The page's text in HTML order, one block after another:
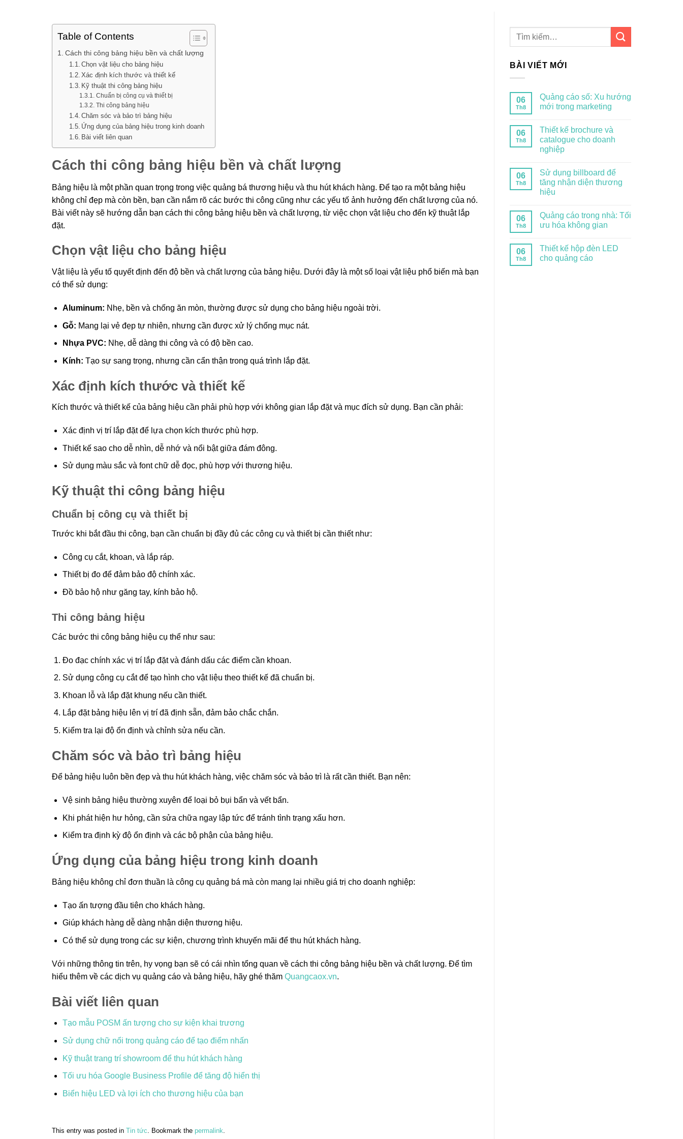
Table of Contents
Cách thi công bảng hiệu bền và chất lượng
Chọn vật liệu cho bảng hiệu
Xác định kích thước và thiết kế
Kỹ thuật thi công bảng hiệu
Chuẩn bị công cụ và thiết bị
Thi công bảng hiệu
Chăm sóc và bảo trì bảng hiệu
Ứng dụng của bảng hiệu trong kinh doanh
Bài viết liên quan
Cách thi công bảng hiệu bền và chất lượng
Bảng hiệu là một phần quan trọng trong việc quảng bá thương hiệu và thu hút khách hàng. Để tạo ra một bảng hiệu
không chỉ đẹp mà còn bền, bạn cần nắm rõ các bước thi công cũng như các yếu tố ảnh hưởng đến chất lượng của nó.
Bài viết này sẽ hướng dẫn bạn cách thi công bảng hiệu bền và chất lượng, từ việc chọn vật liệu cho đến kỹ thuật lắp
đặt.
Chọn vật liệu cho bảng hiệu
Vật liệu là yếu tố quyết định đến độ bền và chất lượng của bảng hiệu. Dưới đây là một số loại vật liệu phổ biến mà bạn
có thể sử dụng:
Aluminum: Nhẹ, bền và chống ăn mòn, thường được sử dụng cho bảng hiệu ngoài trời.
Gỗ: Mang lại vẻ đẹp tự nhiên, nhưng cần được xử lý chống mục nát.
Nhựa PVC: Nhẹ, dễ dàng thi công và có độ bền cao.
Kính: Tạo sự sang trọng, nhưng cần cẩn thận trong quá trình lắp đặt.
Xác định kích thước và thiết kế
Kích thước và thiết kế của bảng hiệu cần phải phù hợp với không gian lắp đặt và mục đích sử dụng. Bạn cần phải:
Xác định vị trí lắp đặt để lựa chọn kích thước phù hợp.
Thiết kế sao cho dễ nhìn, dễ nhớ và nổi bật giữa đám đông.
Sử dụng màu sắc và font chữ dễ đọc, phù hợp với thương hiệu.
Kỹ thuật thi công bảng hiệu
Chuẩn bị công cụ và thiết bị
Trước khi bắt đầu thi công, bạn cần chuẩn bị đầy đủ các công cụ và thiết bị cần thiết như:
Công cụ cắt, khoan, và lắp ráp.
Thiết bị đo để đảm bảo độ chính xác.
Đồ bảo hộ như găng tay, kính bảo hộ.
Thi công bảng hiệu
Các bước thi công bảng hiệu cụ thể như sau:
Đo đạc chính xác vị trí lắp đặt và đánh dấu các điểm cần khoan.
Sử dụng công cụ cắt để tạo hình cho vật liệu theo thiết kế đã chuẩn bị.
Khoan lỗ và lắp đặt khung nếu cần thiết.
Lắp đặt bảng hiệu lên vị trí đã định sẵn, đảm bảo chắc chắn.
Kiểm tra lại độ ổn định và chỉnh sửa nếu cần.
Chăm sóc và bảo trì bảng hiệu
Để bảng hiệu luôn bền đẹp và thu hút khách hàng, việc chăm sóc và bảo trì là rất cần thiết. Bạn nên:
Vệ sinh bảng hiệu thường xuyên để loại bỏ bụi bẩn và vết bẩn.
Khi phát hiện hư hỏng, cần sửa chữa ngay lập tức để tránh tình trạng xấu hơn.
Kiểm tra định kỳ độ ổn định và các bộ phận của bảng hiệu.
Ứng dụng của bảng hiệu trong kinh doanh
Bảng hiệu không chỉ đơn thuần là công cụ quảng bá mà còn mang lại nhiều giá trị cho doanh nghiệp:
Tạo ấn tượng đầu tiên cho khách hàng.
Giúp khách hàng dễ dàng nhận diện thương hiệu.
Có thể sử dụng trong các sự kiện, chương trình khuyến mãi để thu hút khách hàng.
Với những thông tin trên, hy vọng bạn sẽ có cái nhìn tổng quan về cách thi công bảng hiệu bền và chất lượng. Để tìm
hiểu thêm về các dịch vụ quảng cáo và bảng hiệu, hãy ghé thăm Quangcaox.vn.
Bài viết liên quan
Tạo mẫu POSM ấn tượng cho sự kiện khai trương
Sử dụng chữ nổi trong quảng cáo để tạo điểm nhấn
Kỹ thuật trang trí showroom để thu hút khách hàng
Tối ưu hóa Google Business Profile để tăng độ hiển thị
Biển hiệu LED và lợi ích cho thương hiệu của bạn
This entry was posted in Tin tức. Bookmark the permalink.
BÀI VIẾT MỚI
06
Th8
Quảng cáo số: Xu hướng
mới trong marketing
06
Th8
Thiết kế brochure và
catalogue cho doanh
nghiệp
06
Th8
Sử dụng billboard để
tăng nhận diện thương
hiệu
06
Th8
Quảng cáo trong nhà: Tối
ưu hóa không gian
06
Th8
Thiết kế hộp đèn LED
cho quảng cáo